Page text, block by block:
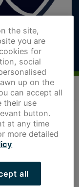
the site,
you are
for
social
up on the
can accept all
their use
button.
at any time
more detailed
all